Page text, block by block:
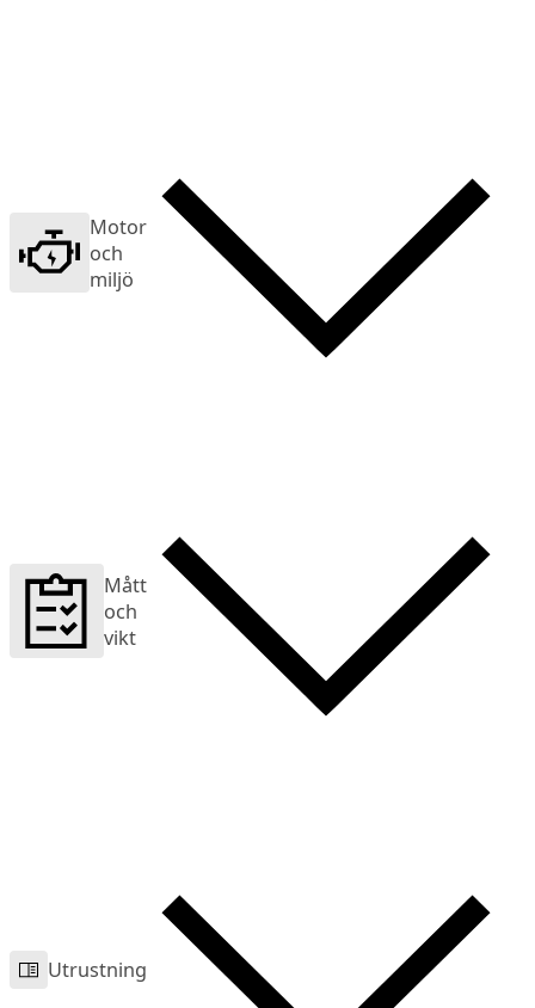
Motor
och
miljö
Mått
och
vikt
Utrustning